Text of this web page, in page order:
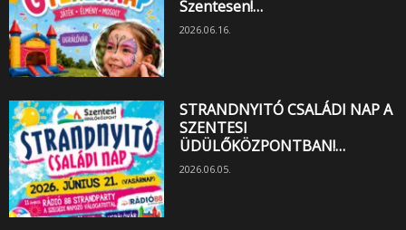
Szentesen!…
2026.06.16.
STRANDNYITÓ CSALÁDI NAP A
SZENTESI
ÜDÜLŐKÖZPONTBAN!…
2026.06.05.